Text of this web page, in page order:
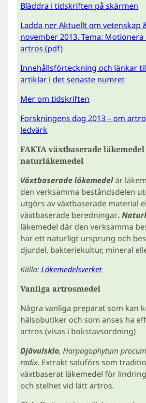
Bläddra i tidskriften på skärmen
Ladda ner Aktuellt om vetenskap
november 2013. Tema:
artros (pdf)
Innehållsförteckning och länkar
artiklar i det senaste numret
Mer om tidskriften
Forskningens dag 2013 – om
ledvärk
FAKTA växtbaserade
naturläkemedel
Växtbaserade läkemedelär
den verksamma beståndsdelen
utgörs av växtbaserade material
växtbaserade beredningar.
läkemedel där den verksamma
har ett naturligt ursprung och
djurdel, bakteriekultur, mineral
Källa:Läkemedelsverket
Vanliga artrosmedel
Några vanliga preparat som kan
hälsobutiker och som anses ha
artros (visas i bokstavsordning)
Djävulsklo, Harpagophytum
radix. Extrakt saluförs som
växtbaserat läkemedel för
och stelhet vid lätt artros.